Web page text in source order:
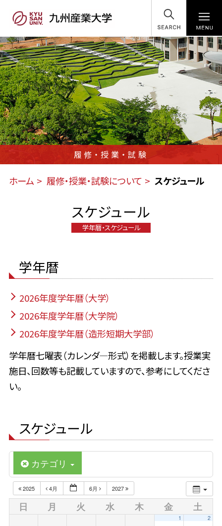
SEARCH
履修・授業・試験
ホーム 履修・授業・試験について スケジュール
スケジュール
学年暦・スケジュール
学年暦
2026年度学年暦（大学）
2026年度学年暦（大学院）
2026年度学年暦（造形短期大学部）
学年暦七曜表（カレンダ―形式）を掲載します。授業実
施日、回数等も記載していますので、参考にしてくださ
い。
スケジュール
カテゴリ
2025 4月 6月 2027
日 月 火 水 木 金 土
1 2